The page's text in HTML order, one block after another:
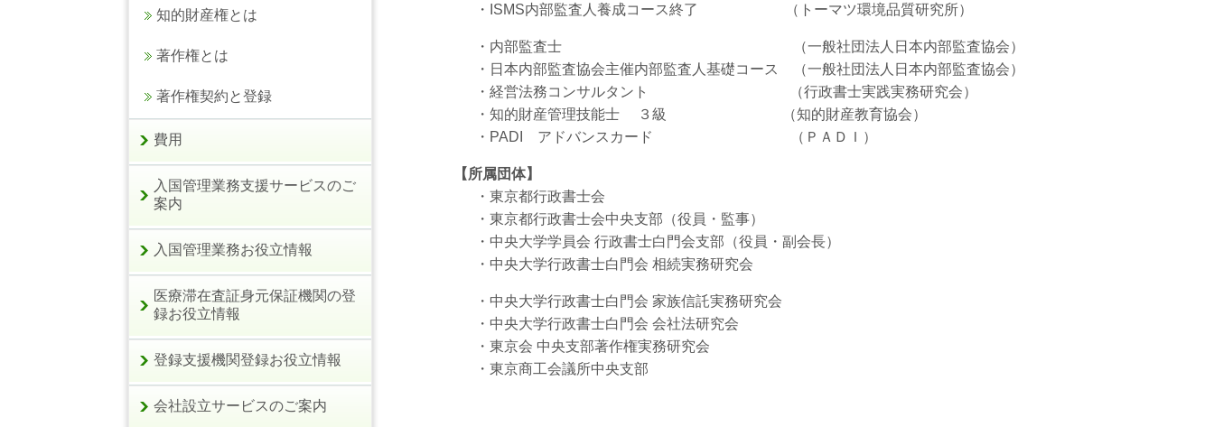
・ISMS内部監査人養成コース終了 （トーマツ環境品質研究所）
・内部監査士 （一般社団法人日本内部監査協会）
・日本内部監査協会主催内部監査人基礎コース （一般社団法人日本内部監査協会）
・経営法務コンサルタント （行政書士実践実務研究会）
・知的財産管理技能士 ３級 （知的財産教育協会）
・PADI アドバンスカード （ＰＡＤＩ）
【所属団体】
・東京都行政書士会
・東京都行政書士会中央支部（役員・監事）
・中央大学学員会 行政書士白門会支部（役員・副会長）
・中央大学行政書士白門会 相続実務研究会
・中央大学行政書士白門会 家族信託実務研究会
・中央大学行政書士白門会 会社法研究会
・東京会 中央支部著作権実務研究会
・東京商工会議所中央支部
知的財産権とは
著作権とは
著作権契約と登録
費用
入国管理業務支援サービスのご
案内
入国管理業務お役立情報
医療滞在査証身元保証機関の登
録お役立情報
登録支援機関登録お役立情報
会社設立サービスのご案内